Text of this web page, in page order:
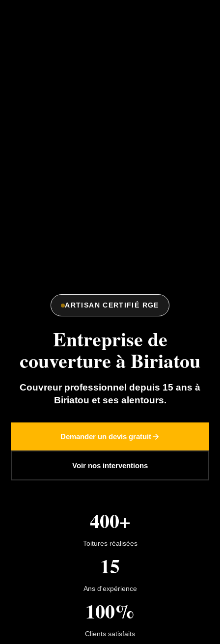
ARTISAN CERTIFIÉ RGE
Entreprise de
couverture à Biriatou
Couvreur professionnel depuis 15 ans à
Biriatou et ses alentours.
Demander un devis gratuit
Voir nos interventions
400+
Toitures réalisées
15
Ans d'expérience
100%
Clients satisfaits